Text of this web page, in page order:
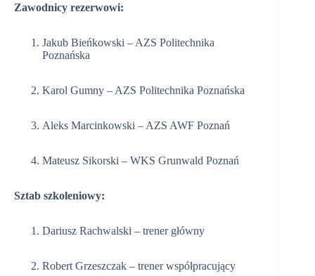
Zawodnicy rezerwowi:
Jakub Bieńkowski – AZS Politechnika
Poznańska
Karol Gumny – AZS Politechnika Poznańska
Aleks Marcinkowski – AZS AWF Poznań
Mateusz Sikorski – WKS Grunwald Poznań
Sztab szkoleniowy:
Dariusz Rachwalski – trener główny
Robert Grzeszczak – trener współpracujący